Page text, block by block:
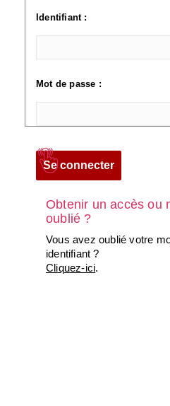
Identifiant :
Mot de passe :
Obtenir un accès ou
oublié ?
Vous avez oublié votre
identifiant ?
Cliquez-ici.